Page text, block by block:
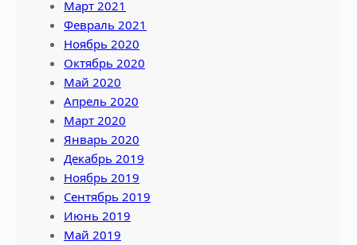
Март 2021
Февраль 2021
Ноябрь 2020
Октябрь 2020
Май 2020
Апрель 2020
Март 2020
Январь 2020
Декабрь 2019
Ноябрь 2019
Сентябрь 2019
Июнь 2019
Май 2019